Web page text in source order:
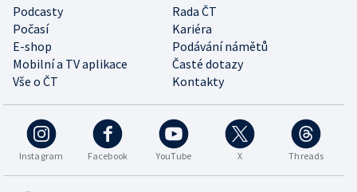
Podcasty
Rada ČT
Počasí
Kariéra
E-shop
Podávání námětů
Mobilní a TV aplikace
Časté dotazy
Vše o ČT
Kontakty
Instagram Facebook YouTube X Threads